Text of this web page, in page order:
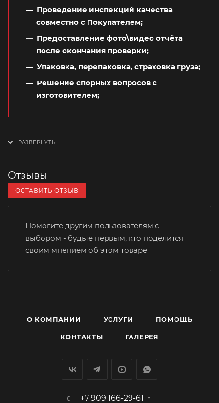
Проведение инспекций качества
совместно с Покупателем;
Предоставление фото\видео отчёта
после окончания проверки;
Упаковка, перепаковка, страховка груза;
Решение спорных вопросов с
изготовителем;
Отзывы
ОСТАВИТЬ ОТЗЫВ
Помогите другим пользователям с
выбором - будьте первым, кто поделится
своим мнением об этом товаре
О КОМПАНИИ УСЛУГИ ПОМОЩЬ
КОНТАКТЫ ГАЛЕРЕЯ
+7 909 166-29-61